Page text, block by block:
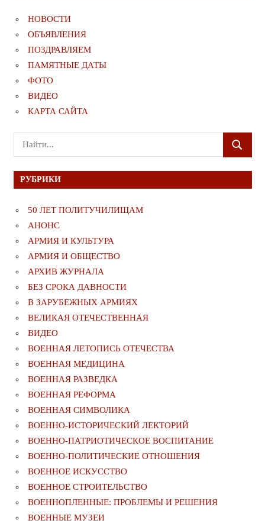
НОВОСТИ
ОБЪЯВЛЕНИЯ
ПОЗДРАВЛЯЕМ
ПАМЯТНЫЕ ДАТЫ
ФОТО
ВИДЕО
КАРТА САЙТА
Поиск
для:
ПОИСК
РУБРИКИ
50 ЛЕТ ПОЛИТУЧИЛИЩАМ
АНОНС
АРМИЯ И КУЛЬТУРА
АРМИЯ И ОБЩЕСТВО
АРХИВ ЖУРНАЛА
БЕЗ СРОКА ДАВНОСТИ
В ЗАРУБЕЖНЫХ АРМИЯХ
ВЕЛИКАЯ ОТЕЧЕСТВЕННАЯ
ВИДЕО
ВОЕННАЯ ЛЕТОПИСЬ ОТЕЧЕСТВА
ВОЕННАЯ МЕДИЦИНА
ВОЕННАЯ РАЗВЕДКА
ВОЕННАЯ РЕФОРМА
ВОЕННАЯ СИМВОЛИКА
ВОЕННО-ИСТОРИЧЕСКИЙ ЛЕКТОРИЙ
ВОЕННО-ПАТРИОТИЧЕСКОЕ ВОСПИТАНИЕ
ВОЕННО-ПОЛИТИЧЕСКИE ОТНОШЕНИЯ
ВОЕННОЕ ИСКУССТВО
ВОЕННОЕ СТРОИТЕЛЬСТВО
ВОЕННОПЛЕННЫЕ: ПРОБЛЕМЫ И РЕШЕНИЯ
ВОЕННЫЕ МУЗЕИ